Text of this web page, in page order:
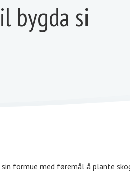
bygda si
formue med føremål å plante